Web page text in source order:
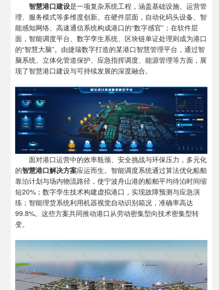
智慧港口建设是一项复杂系统工程，涵盖基础设施、运营管
理、服务模式等多维度创新。在硬件层面，自动化码头设备、智
能感知网络、高速通信系统构成港口的“数字感官”；在软件层
面，智能调度平台、数字孪生系统、区块链单证处理则成为港口
的“智慧大脑”。由捷瑞数字打造的某港口智慧管理平台，通过智
脑系统、立体化管道保护、应急指挥调度、能源管理等方面，展
现了智慧港口建设与可持续发展的深度融合。
面对港口运营中的效率瓶颈、安全挑战与环保压力，多元化
的智慧港口解决方案应运而生。智能调度系统通过算法优化船舶
靠泊计划与场内物流路径，使宁波舟山港的船舶平均待泊时间缩
短20%；数字孪生技术构建虚拟港口，实现故障预测与应急演
练；智能理货系统利用机器视觉自动识别箱况，准确率高达
99.8%。这些方案共同推动港口从劳动密集型向技术密集型转
变。